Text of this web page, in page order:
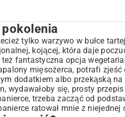
tylko warzywo w bułce
kojącej, która daje
fantastyczna opcja
mięsożerca, potrafi zjeść
dodatkiem albo przekąską
wydawałoby się, prosty
trzeba zacząć od
ratował mnie z niejednej